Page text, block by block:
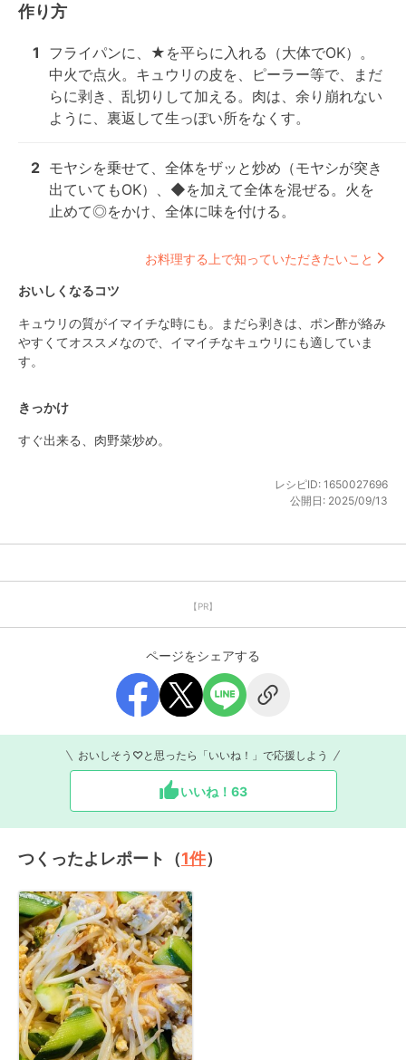
作り方
1
フライパンに、★を平らに入れる（大体でOK）。
中火で点火。キュウリの皮を、ピーラー等で、まだ
らに剥き、乱切りして加える。肉は、余り崩れない
ように、裏返して生っぽい所をなくす。
2 モヤシを乗せて、全体をザッと炒め（モヤシが突き
出ていてもOK）、◆を加えて全体を混ぜる。火を
止めて◎をかけ、全体に味を付ける。
お料理する上で知っていただきたいこと
おいしくなるコツ
キュウリの質がイマイチな時にも。まだら剥きは、ポン酢が絡み
やすくてオススメなので、イマイチなキュウリにも適していま
す。
きっかけ
すぐ出来る、肉野菜炒め。
レシピID: 1650027696
公開日: 2025/09/13
【PR】
ページをシェアする
おいしそう♡と思ったら「いいね！」で応援しよう
いいね！ 63
つくったよレポート（1件）